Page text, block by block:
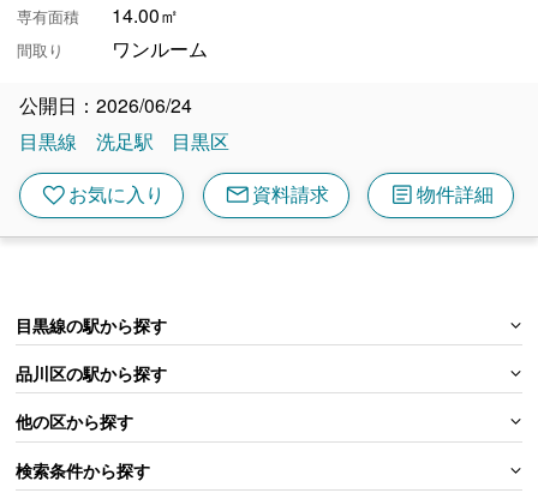
専有面積 14.00㎡
間取り ワンルーム
公開日：2026/06/24
目黒線
洗足駅 目黒区
favoriteお気に入り mail資料請求 article物件詳細
目黒線の駅から探す
品川区の駅から探す
他の区から探す
検索条件から探す